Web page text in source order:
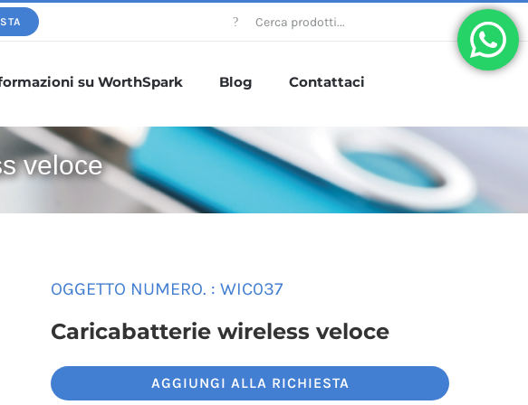
Cercare:
su WorthSpark Blog Contattaci
veloce
OGGETTO NUMERO. :WIC037
Caricabatterie wireless veloce
AGGIUNGI ALLA RICHIESTA